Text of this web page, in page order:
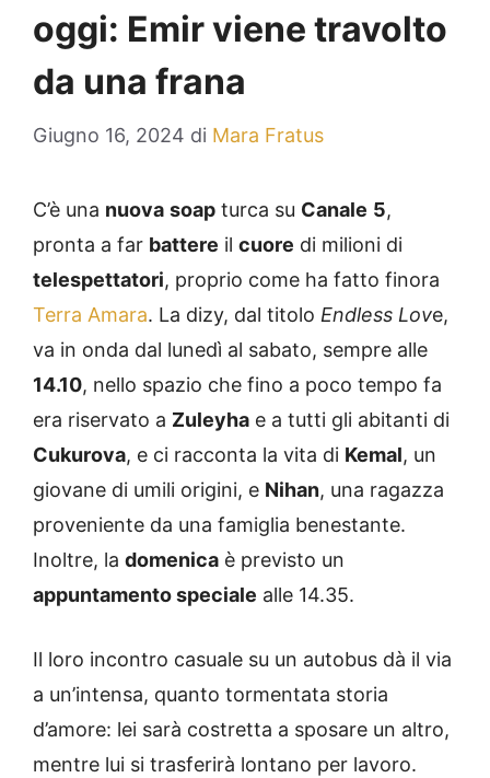
oggi: Emir viene travolto
da una frana
Giugno 16, 2024 di Mara Fratus
C’è una nuova soap turca su Canale 5,
pronta a far battere il cuore di milioni di
telespettatori, proprio come ha fatto finora
Terra Amara. La dizy, dal titolo Endless Love,
va in onda dal lunedì al sabato, sempre alle
14.10, nello spazio che fino a poco tempo fa
era riservato a Zuleyha e a tutti gli abitanti di
Cukurova, e ci racconta la vita di Kemal, un
giovane di umili origini, e Nihan, una ragazza
proveniente da una famiglia benestante.
Inoltre, la domenica è previsto un
appuntamento speciale alle 14.35.
Il loro incontro casuale su un autobus dà il via
a un’intensa, quanto tormentata storia
d’amore: lei sarà costretta a sposare un altro,
mentre lui si trasferirà lontano per lavoro.